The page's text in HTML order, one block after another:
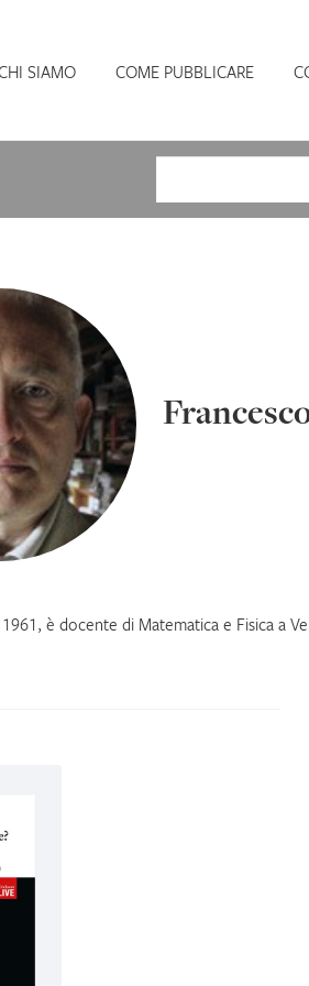
SIAMO COME PUBBLICARE
è docente di Matematica e Fisica a